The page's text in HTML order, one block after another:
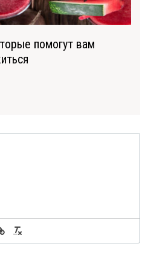
помогут вам